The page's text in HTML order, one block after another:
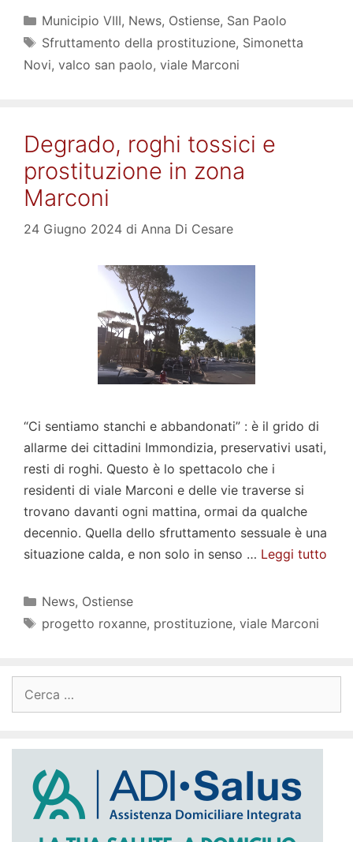
Categorie
Municipio VIII, News, Ostiense, San Paolo
Tag
Sfruttamento della prostituzione, Simonetta
Novi, valco san paolo, viale Marconi
Degrado, roghi tossici e
prostituzione in zona
Marconi
24 Giugno 2024 di Anna Di Cesare
“Ci sentiamo stanchi e abbandonati” : è il grido di
allarme dei cittadini Immondizia, preservativi usati,
resti di roghi. Questo è lo spettacolo che i
residenti di viale Marconi e delle vie traverse si
trovano davanti ogni mattina, ormai da qualche
decennio. Quella dello sfruttamento sessuale è una
situazione calda, e non solo in senso … Leggi tutto
Categorie
News, Ostiense
Tag
progetto roxanne, prostituzione, viale Marconi
per: